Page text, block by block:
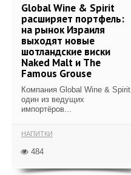
Global Wine & Spirit
расширяет портфель:
на рынок Израиля
выходят новые
шотландские виски
Naked Malt и The
Famous Grouse
Компания Global Wine & Spirit,
один из ведущих
импортёров...
НАПИТКИ
484